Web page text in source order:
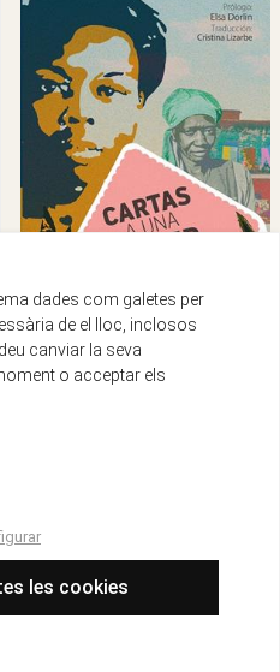
Cartas a una mujer negra
Ega, Françoise
dades com galetes per
de el lloc, inclosos
canviar la seva
o acceptar els
les cookies